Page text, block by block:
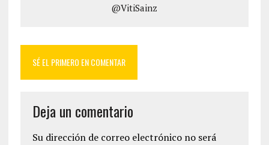
@VitiSainz
SÉ EL PRIMERO EN COMENTAR
Deja un comentario
Su dirección de correo electrónico no será